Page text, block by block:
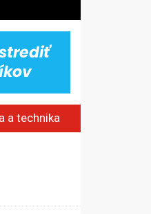
a technika